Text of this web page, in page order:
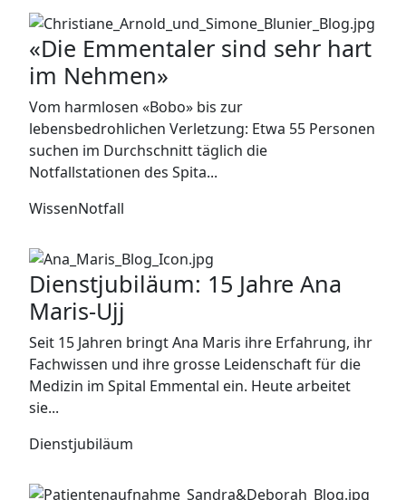
«Die Emmentaler sind sehr hart
im Nehmen»
Vom harmlosen «Bobo» bis zur
lebensbedrohlichen Verletzung: Etwa 55 Personen
suchen im Durchschnitt täglich die
Notfallstationen des Spita...
WissenNotfall
Dienstjubiläum: 15 Jahre Ana
Maris-Ujj
Seit 15 Jahren bringt Ana Maris ihre Erfahrung, ihr
Fachwissen und ihre grosse Leidenschaft für die
Medizin im Spital Emmental ein. Heute arbeitet
sie...
Dienstjubiläum